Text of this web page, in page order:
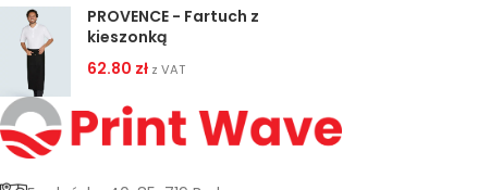
PROVENCE - Fartuch z
kieszonką
62.80 zł z VAT